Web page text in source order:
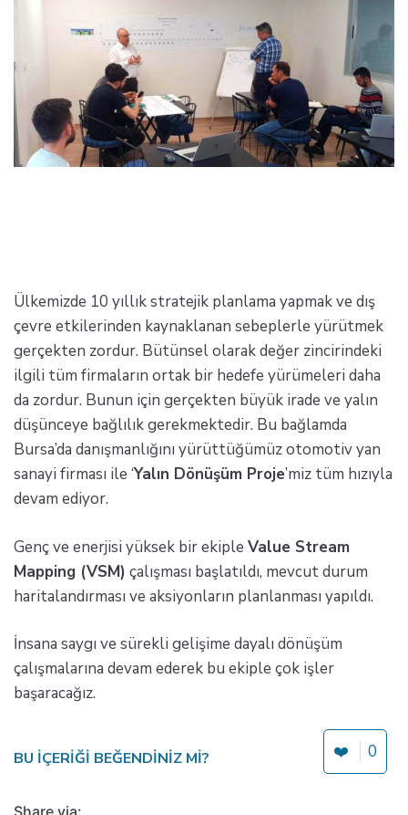
Ülkemizde 10 yıllık stratejik planlama yapmak ve dış
çevre etkilerinden kaynaklanan sebeplerle yürütmek
gerçekten zordur. Bütünsel olarak değer zincirindeki
ilgili tüm firmaların ortak bir hedefe yürümeleri daha
da zordur. Bunun için gerçekten büyük irade ve yalın
düşünceye bağlılık gerekmektedir. Bu bağlamda
Bursa’da danışmanlığını yürüttüğümüz otomotiv yan
sanayi firması ile ‘Yalın Dönüşüm Proje’miz tüm hızıyla
devam ediyor.
Genç ve enerjisi yüksek bir ekiple Value Stream
Mapping (VSM) çalışması başlatıldı, mevcut durum
haritalandırması ve aksiyonların planlanması yapıldı.
İnsana saygı ve sürekli gelişime dayalı dönüşüm
çalışmalarına devam ederek bu ekiple çok işler
başaracağız.
BU IÇERIĞI BEĞENDINIZ MI? ❤️ 0
Share via: